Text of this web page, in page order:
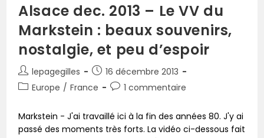
Alsace dec. 2013 – Le VV du
Markstein : beaux souvenirs,
nostalgie, et peu d’espoir
lepagegilles
16 décembre 2013
Europe / France 1 commentaire
Markstein - J'ai travaillé ici à la fin des années 80. J'y ai
passé des moments très forts. La vidéo ci-dessous fait